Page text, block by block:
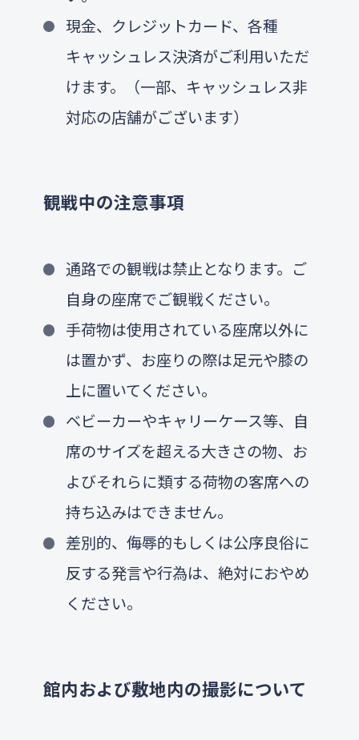
現金、クレジットカード、各種
キャッシュレス決済がご利用いただ
けます。（一部、キャッシュレス非
対応の店舗がございます）
観戦中の注意事項
通路での観戦は禁止となります。ご
自身の座席でご観戦ください。
手荷物は使用されている座席以外に
は置かず、お座りの際は足元や膝の
上に置いてください。
ベビーカーやキャリーケース等、自
席のサイズを超える大きさの物、お
よびそれらに類する荷物の客席への
持ち込みはできません。
差別的、侮辱的もしくは公序良俗に
反する発言や行為は、絶対におやめ
ください。
館内および敷地内の撮影について